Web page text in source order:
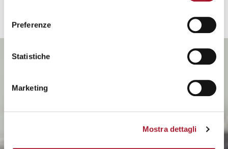
Preferenze
Statistiche
Marketing
Mostra dettagli